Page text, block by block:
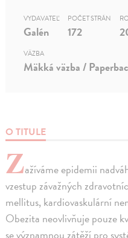
O TITULE
Zažíváme epidemii
vzestup závažných
mellitus, kardiovaskulární
Obezita neovlivňuje pouze
VYDAVATEĽ
Galén
POČET STRÁN
172
VÄZBA
Mäkká väzba /